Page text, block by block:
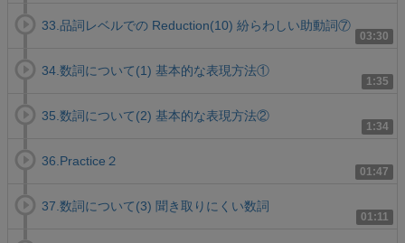
03:30
33.品詞レベルでの Reduction(10) 紛らわしい助動詞⑦
1:35
34.数詞について(1) 基本的な表現方法①
1:34
35.数詞について(2) 基本的な表現方法②
01:47
36.Practice２
01:11
37.数詞について(3) 聞き取りにくい数詞